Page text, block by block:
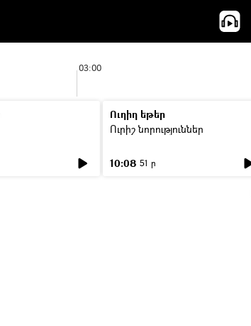
03:00
Ուղիղ եթեր
Ուրիշ նորություններ
10:08 51 ր